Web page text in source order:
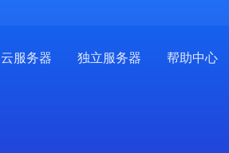
云服务器 独立服务器 帮助中心